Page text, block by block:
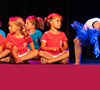
des réseaux sociaux